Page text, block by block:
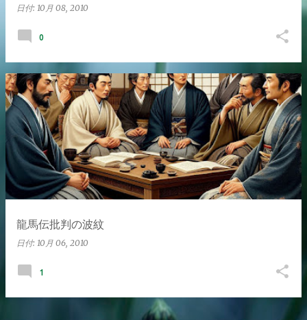
日付: 10月 08, 2010
0
龍馬伝批判の波紋
日付: 10月 06, 2010
1